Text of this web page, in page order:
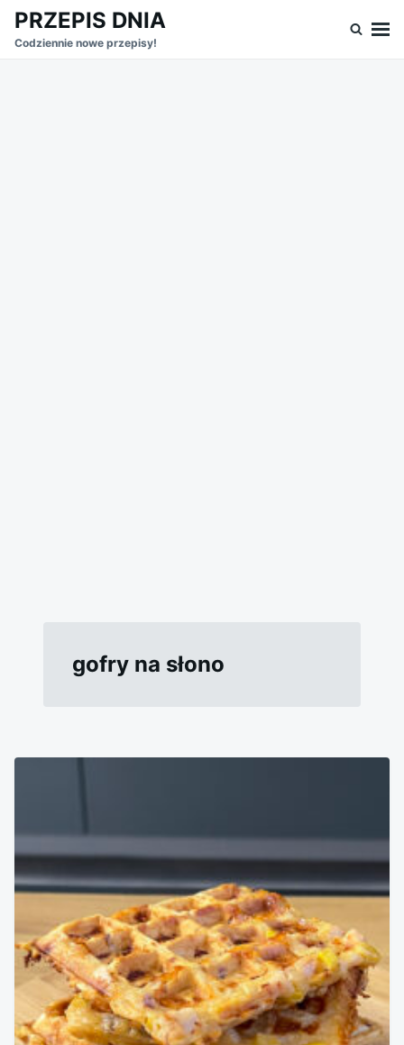
SkipSearch
for:
PRZEPIS DNIA
Codziennie nowe przepisy!
gofry na słono